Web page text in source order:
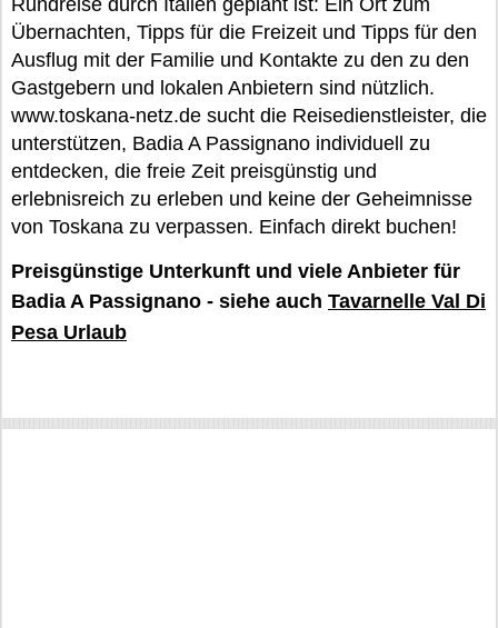
Rundreise durch Italien geplant ist: Ein Ort zum
Übernachten, Tipps für die Freizeit und Tipps für den
Ausflug mit der Familie und Kontakte zu den zu den
Gastgebern und lokalen Anbietern sind nützlich.
www.toskana-netz.de sucht die Reisedienstleister, die
unterstützen, Badia A Passignano individuell zu
entdecken, die freie Zeit preisgünstig und
erlebnisreich zu erleben und keine der Geheimnisse
von Toskana zu verpassen. Einfach direkt buchen!
Preisgünstige Unterkunft und viele Anbieter für
Badia A Passignano - siehe auch Tavarnelle Val Di
Pesa Urlaub